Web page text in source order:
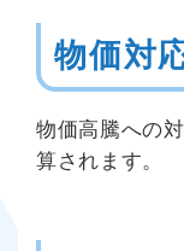
物価対
物価高騰への
算されます。